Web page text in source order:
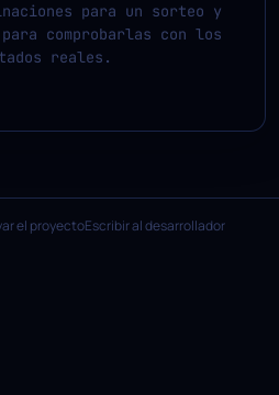
para un sorteo y
comprobarlas con los
reales.
el proyectoEscribir al desarrollador